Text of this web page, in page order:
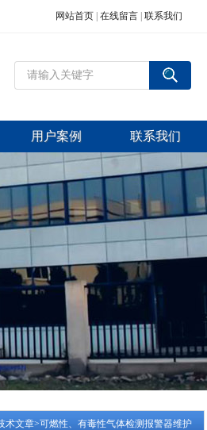
网站首页 在线留言 联系我们
用户案例 联系我们
术文章>可燃性、有毒性气体检测报警器维护